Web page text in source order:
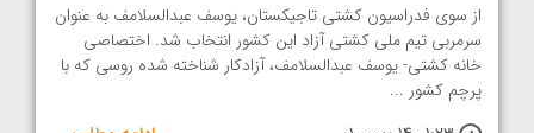
از سوی فدراسیون کشتی تاجیکستان، یوسف عبدالسلامف به عنوان
سرمربی تیم ملی کشتی آزاد این کشور انتخاب شد. اختصاصی
خانه کشتی- یوسف عبدالسلامف، آزادکار شناخته شده روسی که با
پرچم کشور ...